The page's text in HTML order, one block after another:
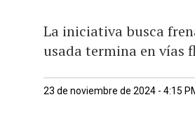
La iniciativa busca
usada termina en vías
23 de noviembre de 2024 - 4:15